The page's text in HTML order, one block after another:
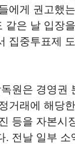
에게 권고했
같은 날 입장
집중투표제
원은 경영권
거래에 해당
등을 자본시
. 전날 일부 소